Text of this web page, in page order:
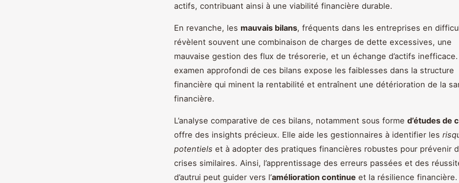
actifs, contribuant ainsi à une viabilité financière durable.
En revanche, les mauvais bilans, fréquents dans les entreprises en
révèlent souvent une combinaison de charges de dette excessives, une
mauvaise gestion des flux de trésorerie, et un échange d’actifs
examen approfondi de ces bilans expose les faiblesses dans la structure
financière qui minent la rentabilité et entraînent une détérioration de la
financière.
L’analyse comparative de ces bilans, notamment sous forme d’études de
offre des insights précieux. Elle aide les gestionnaires à identifier les
potentiels et à adopter des pratiques financières robustes pour prévenir
crises similaires. Ainsi, l’apprentissage des erreurs passées et des
d’autrui peut guider vers l’amélioration continue et la résilience financière.